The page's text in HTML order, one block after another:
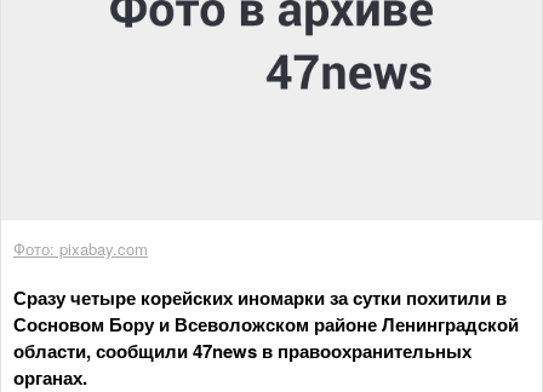
Фото: pixabay.com
Сразу четыре корейских иномарки за сутки похитили в
Сосновом Бору и Всеволожском районе Ленинградской
области, сообщили 47news в правоохранительных
органах.